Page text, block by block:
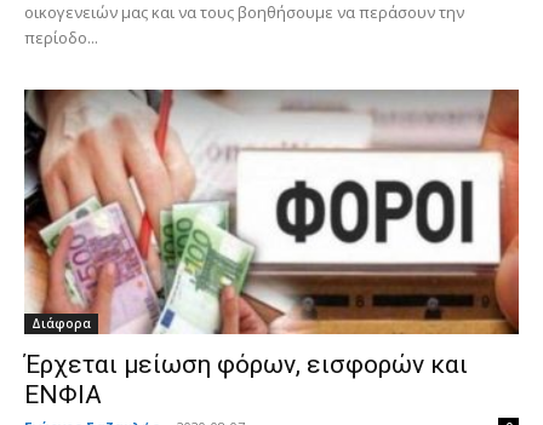
οικογενειών μας και να τους βοηθήσουμε να περάσουν την
περίοδο...
Διάφορα
Έρχεται μείωση φόρων, εισφορών και
ΕΝΦΙΑ